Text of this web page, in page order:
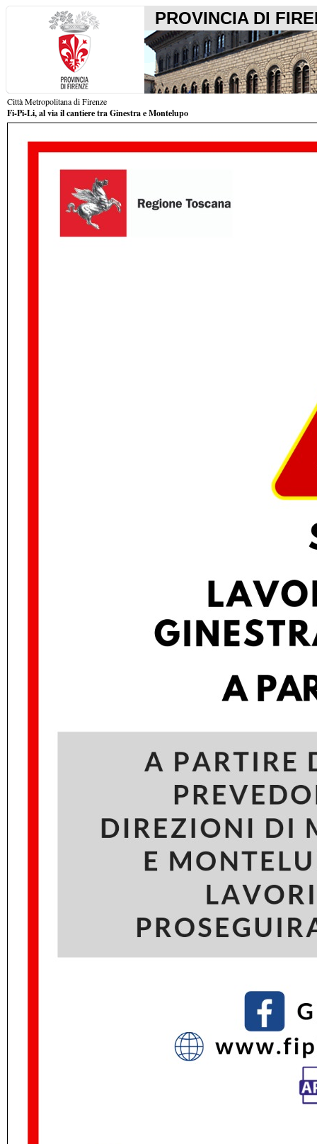
PROVINCIA DI
Città Metropolitana di Firenze
Fi-Pi-Li, al via il cantiere tra Ginestra e Montelupo